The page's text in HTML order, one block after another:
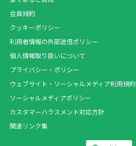
会員規約
クッキーポリシー
利用者情報の外部送信ポリシー
個人情報取り扱いについて
プライバシー・ポリシー
ウェブサイト・ソーシャルメディア利用規約
ソーシャルメディアポリシー
カスタマーハラスメント対応方針
関連リンク集